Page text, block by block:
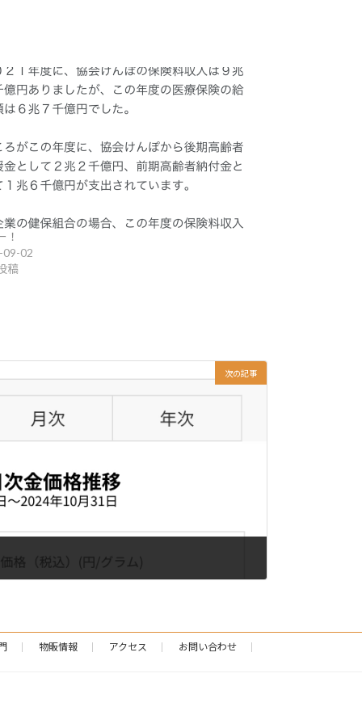
！
09-02
稿
次の記事
物販情報 アクセス
お問い合わせ